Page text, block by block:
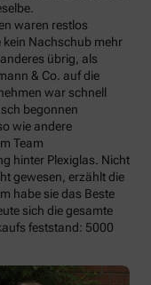
waren restlos
kein Nachschub mehr
übrig, als
& Co. auf die
war schnell
begonnen
wie andere
Team
hinter Plexiglas. Nicht
gewesen, erzählt die
habe sie das Beste
sich die gesamte
feststand: 5000